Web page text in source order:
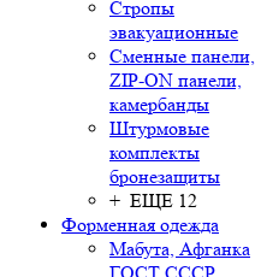
Стропы
эвакуационные
Сменные панели,
ZIP-ON панели,
камербанды
Штурмовые
комплекты
бронезащиты
+ ЕЩЕ 12
Форменная одежда
Мабута, Афганка